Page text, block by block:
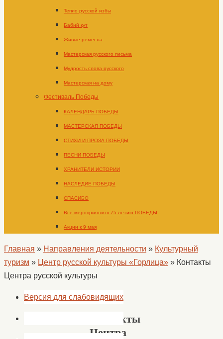
Тепло русской избы
Бабий кут
Живые ремесла
Мастерская русского письма
Мудрость слова русского
Мастерская на дому
Фестиваль Победы
КАЛЕНДАРЬ ПОБЕДЫ
МАСТЕРСКАЯ ПОБЕДЫ
СТИХИ И ПРОЗА ПОБЕДЫ
ПЕСНИ ПОБЕДЫ
ХРАНИТЕЛИ ИСТОРИИ
НАСЛЕДИЕ ПОБЕДЫ
СПАСИБО
Все мероприятия к 75-летию ПОБЕДЫ
Акции к 9 мая
Главная » Направления деятельности » Культурный
туризм » Центр русской культуры «Горлица» » Контакты
Центра русской культуры
Контакты
Центра
Версия для слабовидящих